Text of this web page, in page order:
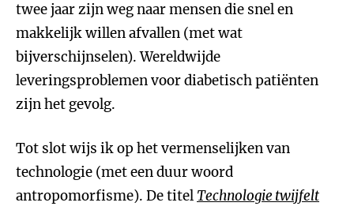
twee jaar zijn weg naar mensen die snel en
makkelijk willen afvallen (met wat
bijverschijnselen). Wereldwijde
leveringsproblemen voor diabetisch patiënten
zijn het gevolg.
Tot slot wijs ik op het vermenselijken van
technologie (met een duur woord
antropomorfisme). De titel Technologie twijfelt